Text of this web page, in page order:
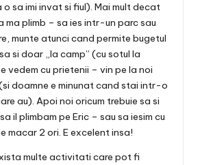
sa imi invat si fiul). Mai mult decat
ma plimb – sa ies intr-un parc sau
munte atunci cand permite bugetul
si doar „la camp” (cu sotul la
vedem cu prietenii – vin pe la noi
doamne e minunat cand stai intr-o
au). Apoi noi oricum trebuie sa si
il plimbam pe Eric – sau sa iesim cu
macar 2 ori. E excelent insa!
multe activitati care pot fi